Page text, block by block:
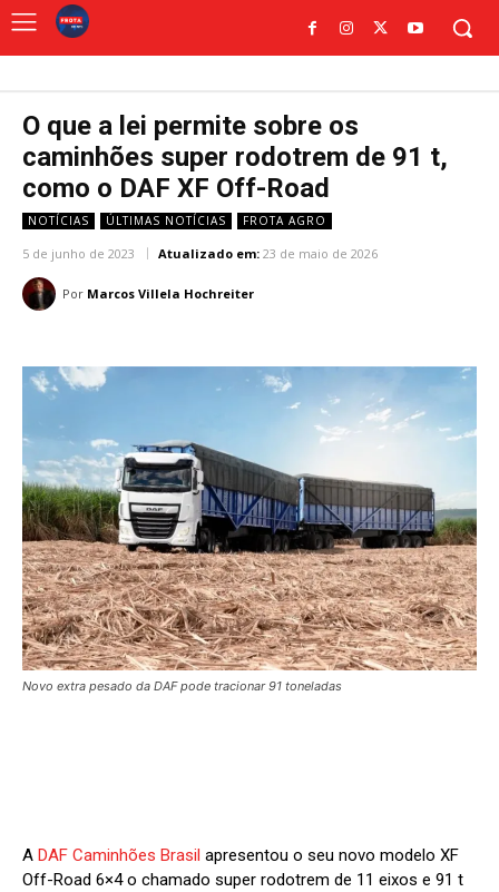
O que a lei permite sobre os
caminhões super rodotrem de 91 t,
como o DAF XF Off-Road
NOTÍCIAS ÚLTIMAS NOTÍCIAS FROTA AGRO
5 de junho de 2023 Atualizado em: 23 de maio de 2026
Por Marcos Villela Hochreiter
Novo extra pesado da DAF pode tracionar 91 toneladas
A DAF Caminhões Brasil apresentou o seu novo modelo XF
Off-Road 6×4 o chamado super rodotrem de 11 eixos e 91 t